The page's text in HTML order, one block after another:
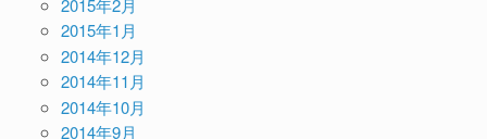
2015年2月
2015年1月
2014年12月
2014年11月
2014年10月
2014年9月